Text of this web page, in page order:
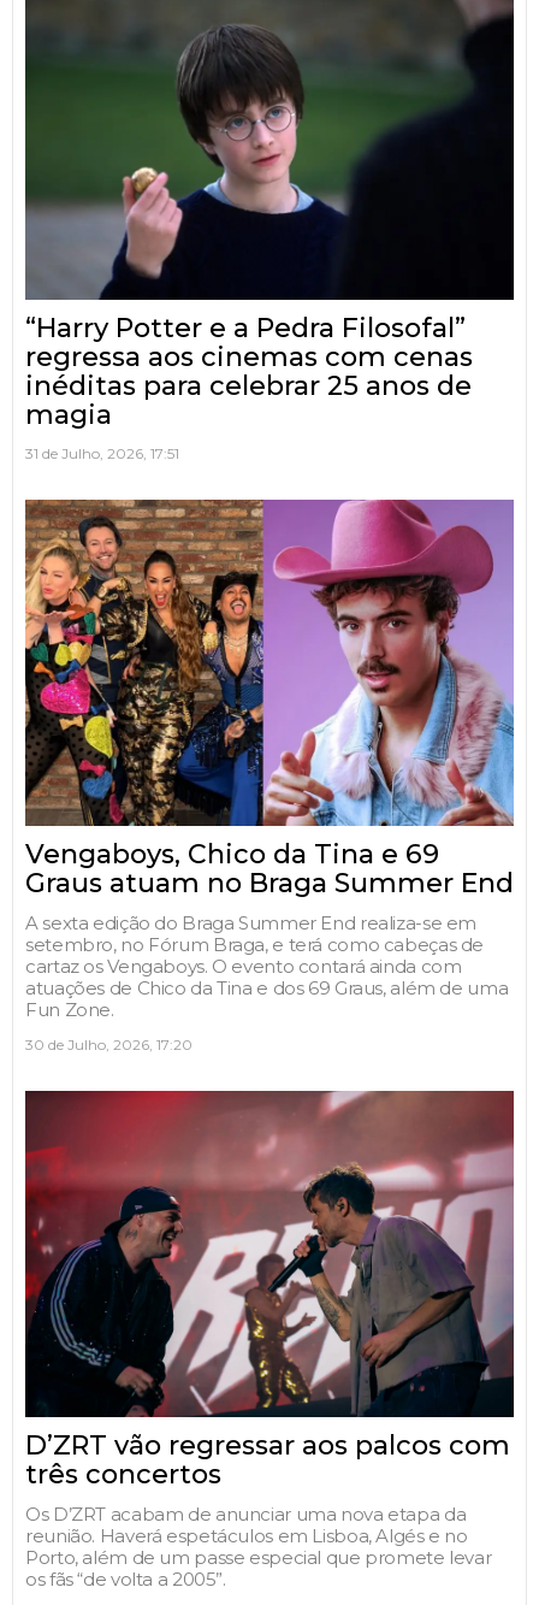
“Harry Potter e a Pedra Filosofal”
regressa aos cinemas com cenas
inéditas para celebrar 25 anos de
magia
31 de Julho, 2026, 17:51
Vengaboys, Chico da Tina e 69
Graus atuam no Braga Summer End
A sexta edição do Braga Summer End realiza-se em
setembro, no Fórum Braga, e terá como cabeças de
cartaz os Vengaboys. O evento contará ainda com
atuações de Chico da Tina e dos 69 Graus, além de uma
Fun Zone.
30 de Julho, 2026, 17:20
D’ZRT vão regressar aos palcos com
três concertos
Os D’ZRT acabam de anunciar uma nova etapa da
reunião. Haverá espetáculos em Lisboa, Algés e no
Porto, além de um passe especial que promete levar
os fãs “de volta a 2005”.